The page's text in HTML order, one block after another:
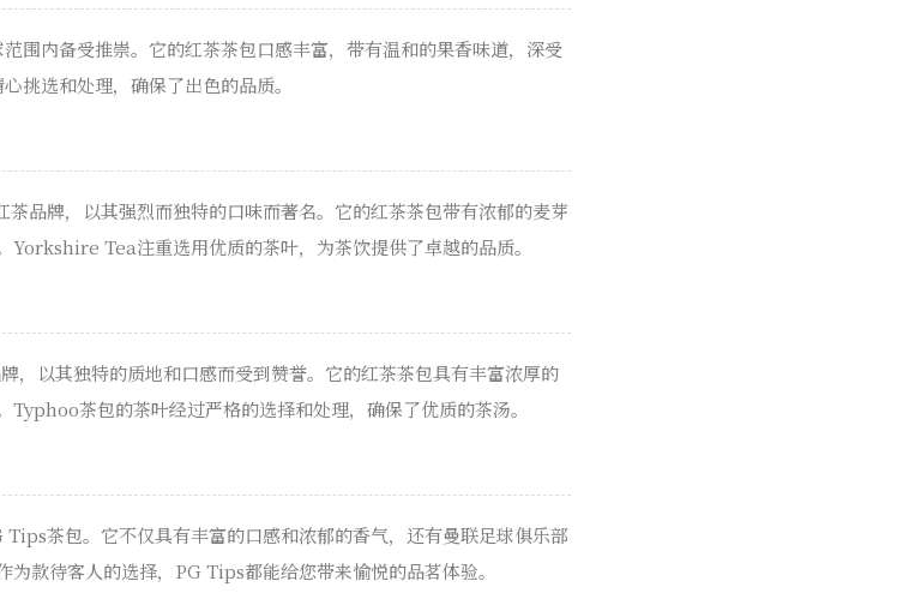
围内备受推崇。它的红茶茶包口感丰富，带有温和的果香味道，深受
挑选和处理，确保了出色的品质。
品牌，以其强烈而独特的口味而著名。它的红茶茶包带有浓郁的麦芽
Tea注重选用优质的茶叶，为茶饮提供了卓越的品质。
，以其独特的质地和口感而受到赞誉。它的红茶茶包具有丰富浓厚的
茶包的茶叶经过严格的选择和处理，确保了优质的茶汤。
茶包。它不仅具有丰富的口感和浓郁的香气，还有曼联足球俱乐部
款待客人的选择，PG Tips都能给您带来愉悦的品茗体验。